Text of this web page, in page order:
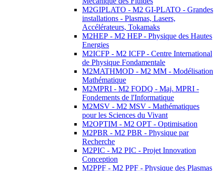
M2GIPLATO - M2 GI-PLATO - Grandes
installations - Plasmas, Lasers,
Accélérateurs, Tokamaks
M2HEP - M2 HEP - Physique des Hautes
Energies
M2ICFP - M2 ICFP - Centre International
de Physique Fondamentale
M2MATHMOD - M2 MM - Modélisation
Mathématique
M2MPRI - M2 FODQ - Maj. MPRI -
Fondements de l'Informatique
M2MSV - M2 MSV - Mathématiques
pour les Sciences du Vivant
M2OPTIM - M2 OPT - Optimisation
M2PBR - M2 PBR - Physique par
Recherche
M2PIC - M2 PIC - Projet Innovation
Conception
M2PPF - M2 PPF - Physique des Plasmas